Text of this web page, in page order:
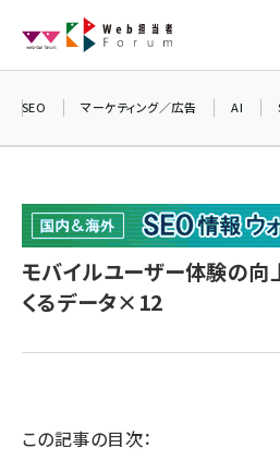
ン
seo (3528)
ai (2811)
z世代 (1623)
SEO マーケティング／広告 AI
モバイルユーザー体験の向
くるデータ×12
この記事の目次：